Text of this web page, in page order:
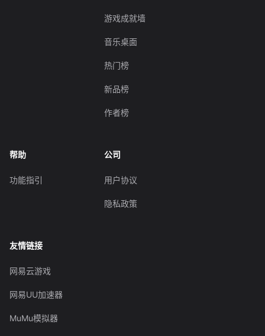
游戏成就墙
音乐桌面
热门榜
新品榜
作者榜
帮助
功能指引
公司
用户协议
隐私政策
友情链接
网易云游戏
网易UU加速器
MuMu模拟器